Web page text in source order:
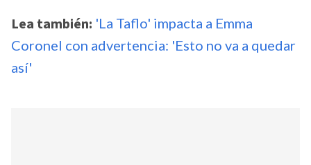
Lea también: 'La Taflo' impacta a Emma
Coronel con advertencia: 'Esto no va a quedar
así'